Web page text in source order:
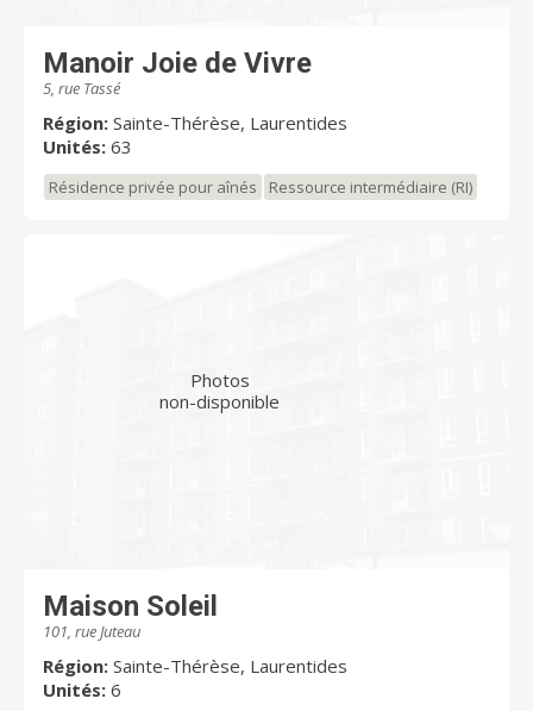
Manoir Joie de Vivre
5, rue Tassé
Région: Sainte-Thérèse, Laurentides
Unités: 63
Résidence privée pour aînés Ressource intermédiaire (RI)
Photos
non-disponible
Maison Soleil
101, rue Juteau
Région: Sainte-Thérèse, Laurentides
Unités: 6